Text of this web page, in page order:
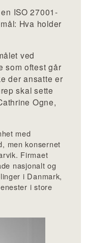
ISO 27001-
Hva holder
ved
som oftest går
der ansatte er
skal sette
Ogne,
med
men konsernet
Firmaet
nasjonalt og
i Danmark,
i store